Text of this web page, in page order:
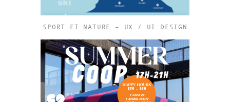
SPORT ET NATURE – UX / UI DESIGN